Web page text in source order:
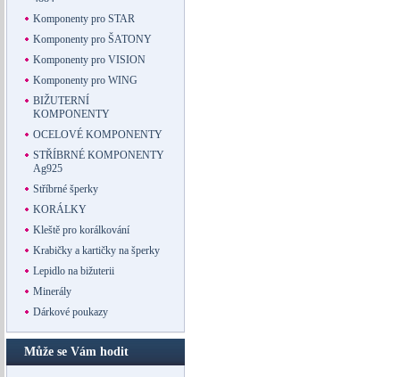
Komponenty pro STAR
Komponenty pro ŠATONY
Komponenty pro VISION
Komponenty pro WING
BIŽUTERNÍ
KOMPONENTY
OCELOVÉ KOMPONENTY
STŘÍBRNÉ KOMPONENTY
Ag925
Stříbrné šperky
KORÁLKY
Kleště pro korálkování
Krabičky a kartičky na šperky
Lepidlo na bižuterii
Minerály
Dárkové poukazy
Může se Vám hodit